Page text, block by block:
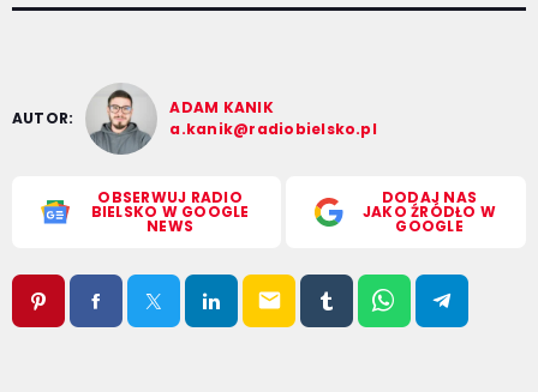
AUTOR:
ADAM KANIK
a.kanik@radiobielsko.pl
OBSERWUJ RADIO
BIELSKO W GOOGLE
NEWS
DODAJ NAS
JAKO ŹRÓDŁO W
GOOGLE
email